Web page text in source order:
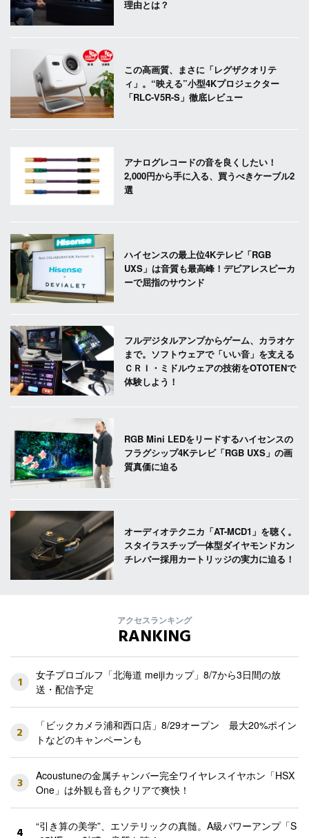
理由とは？
この高画質、まさに「レグザクオリテ
ィ」。“映える”小型4Kプロジェクター
「RLC-V5R-S」徹底レビュー
アナログレコードの音を良くしたい！
2,000円から手に入る、買うべきケーブル2
選
ハイセンスの最上位4Kテレビ「RGB
UXS」は音質も最高峰！デビアレスピーカ
ーで屈指のサウンド
フルデジタルアンプからゲーム、カラオケ
まで。ソフトウェアで「いい音」を支える
ＣＲＩ・ミドルウェアの技術をOTOTENで
体験しよう！
RGB Mini LEDをリードするハイセンスの
フラグシップ4Kテレビ「RGB UXS」の画
質真価に迫る
オーディオテクニカ「AT-MCD1」を聴く。
スタイラスチップ一体型ダイヤモンドカン
チレバー採用カートリッジの実力に迫る！
アクセスランキング
RANKING
1
女子プロゴルフ「北海道 meijiカップ」8/7から3日間の放
送・配信予定
2
「ビックカメラ浦和西口店」8/29オープン 最大20%ポイン
トなどのキャンペーンも
3
Acoustuneの金属チャンバー完全ワイヤレスイヤホン「HSX
One」は外観も音もクリアで爽快！
4
“引き算の美学”、エソテリックの真髄。A級パワーアンプ「S